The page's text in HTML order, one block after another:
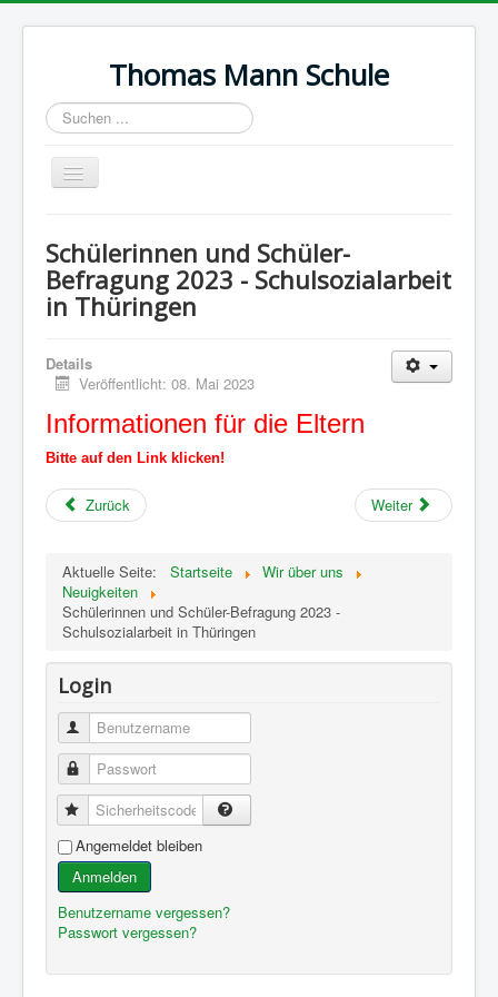
Thomas Mann Schule
Suchen
...
Navigation
an/aus
Termine
Wir über uns
Galerie
Impressum
Datenschutz
Kontakt
Schülerinnen und Schüler-
Befragung 2023 - Schulsozialarbeit
in Thüringen
Details
Veröffentlicht: 08. Mai 2023
Informationen für die Eltern
Bitte auf den Link klicken!
Zurück Weiter
Aktuelle Seite: Startseite
Wir über uns
Neuigkeiten
Schülerinnen und Schüler-Befragung 2023 -
Schulsozialarbeit in Thüringen
Login
Benutzername
Passwort
Sicherheitscode
Angemeldet bleiben
Anmelden
Benutzername vergessen?
Passwort vergessen?